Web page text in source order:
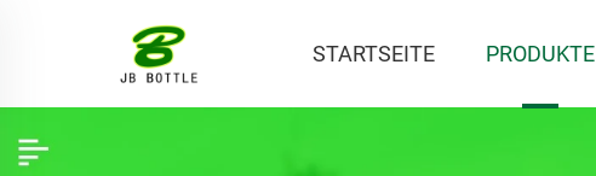
STARTSEITE PRODUKTE